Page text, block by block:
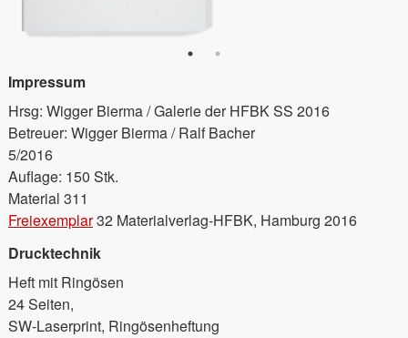
Impressum
Hrsg: Wigger Bierma / Galerie der HFBK SS 2016
Betreuer: Wigger Bierma / Ralf Bacher
5/2016
Auflage: 150 Stk.
Material 311
Freiexemplar32 Materialverlag-HFBK, Hamburg 2016
Drucktechnik
Heft mit Ringösen
24 Seiten,
SW-Laserprint, Ringösenheftung